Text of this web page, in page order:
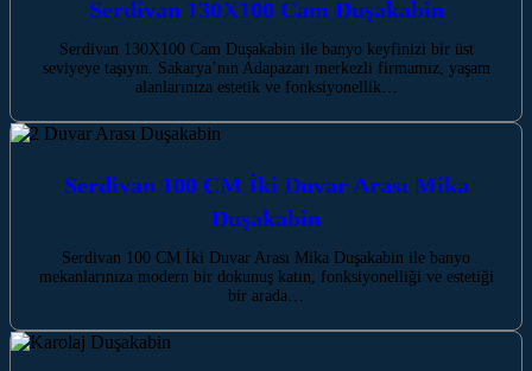
Serdivan 130X100 Cam Duşakabin
Serdivan 130X100 Cam Duşakabin ile banyo keyfinizi bir üst
seviyeye taşıyın. Sakarya’nın Adapazarı merkezli firmamız, yaşam
alanlarınıza estetik ve fonksiyonellik…
Serdivan 100 CM İki Duvar Arası Mika
Duşakabin
Serdivan 100 CM İki Duvar Arası Mika Duşakabin ile banyo
mekanlarınıza modern bir dokunuş katın, fonksiyonelliği ve estetiği
bir arada…